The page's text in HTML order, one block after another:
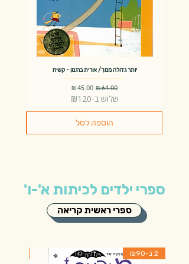
יותר גדולה ממך/ אורית ברגמן - קשיח
מחיר רגיל מחיר מבצע
שלוש ב-₪120
הוספה לסל
ספרי ילדים לכיתות א'-ו'
ספרי ראשית קריאה
2 ב-₪90